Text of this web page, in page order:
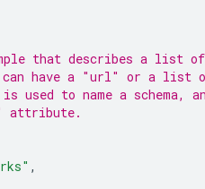
that describes a list of
have a "url" or a list of
to name a schema,
attribute.
,